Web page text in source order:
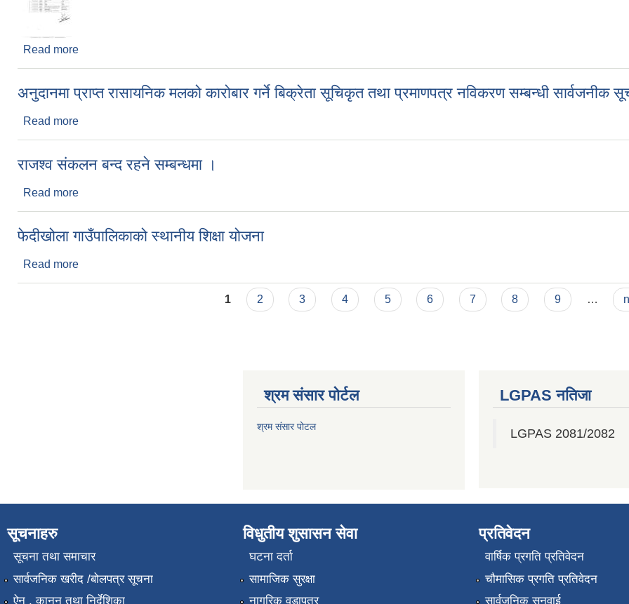
Read more
अनुदानमा प्राप्त रासायनिक मलको कारोबार गर्ने बिक्रेता सूचिकृत तथा प्रमाणपत्र नविकरण सम्बन्धी सार्वजनीक
Read more
राजश्व संकलन बन्द रहने सम्बन्धमा ।
Read more
फेदीखोला गाउँपालिकाको स्थानीय शिक्षा योजना
Read more
1 2 3 4 5 6 7 8 9 …
श्रम संसार पोर्टल
श्रम संसार पोटल
LGPAS नतिजा
LGPAS 2081/2082
सूचनाहरु
सूचना तथा समाचार
सार्वजनिक खरीद /बोलपत्र सूचना
ऐन , कानुन तथा निर्देशिका
विधुतीय शुसासन सेवा
घटना दर्ता
सामाजिक सुरक्षा
नागरिक वडापत्र
प्रतिवेदन
वार्षिक प्रगति प्रतिवेदन
चौमासिक प्रगति प्रतिवेदन
सार्वजनिक सुनुवाई